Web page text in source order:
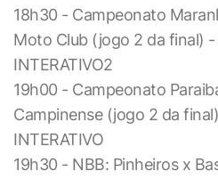
18h30 - Campeonato
Moto Club (jogo 2 da final) -
INTERATIVO2
19h00 - Campeonato
Campinense (jogo 2 da
INTERATIVO
19h30 - NBB: Pinheiros x